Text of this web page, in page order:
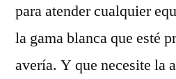
para atender cualquier
la gama blanca que esté
avería. Y que necesite la